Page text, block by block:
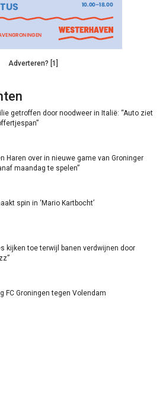
Adverteren? [1]
getroffen door noodweer in Italië: “Auto ziet
Haren over in nieuwe game van Groninger
maandag te spelen”
spin in ‘Mario Kartbocht’
kijken toe terwijl banen verdwijnen door
FC Groningen tegen Volendam